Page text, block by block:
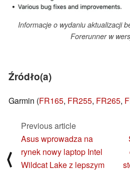
Informacje o wydaniu aktualizacji
Forerunner w
Źródło(a)
Garmin (FR165, FR255, FR265,
⟨
Previous article
Asus wprowadza na
rynek nowy laptop Intel
Wildcat Lake z lepszym